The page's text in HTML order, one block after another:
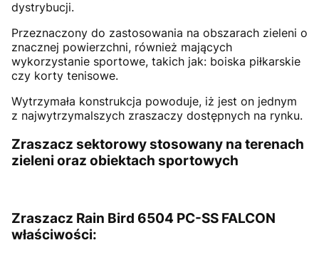
dystrybucji.
Przeznaczony do zastosowania na obszarach zieleni o
znacznej powierzchni, również mających
wykorzystanie sportowe, takich jak: boiska piłkarskie
czy korty tenisowe.
Wytrzymała konstrukcja powoduje, iż jest on jednym
z najwytrzymalszych zraszaczy dostępnych na rynku.
Zraszacz sektorowystosowany na terenach
zieleni oraz obiektach sportowych
Zraszacz Rain Bird 6504 PC-SS FALCON
właściwości: